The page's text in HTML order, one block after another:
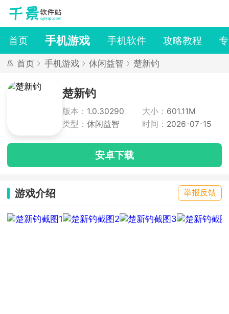
首页 手机游戏 手机软件 攻略教程
首页 手机游戏 休闲益智 楚新钓
楚新钓
版本： 1.0.30290 大小： 601.11M
类型： 休闲益智 时间： 2026-07-15
安卓下载
游戏介绍 举报反馈